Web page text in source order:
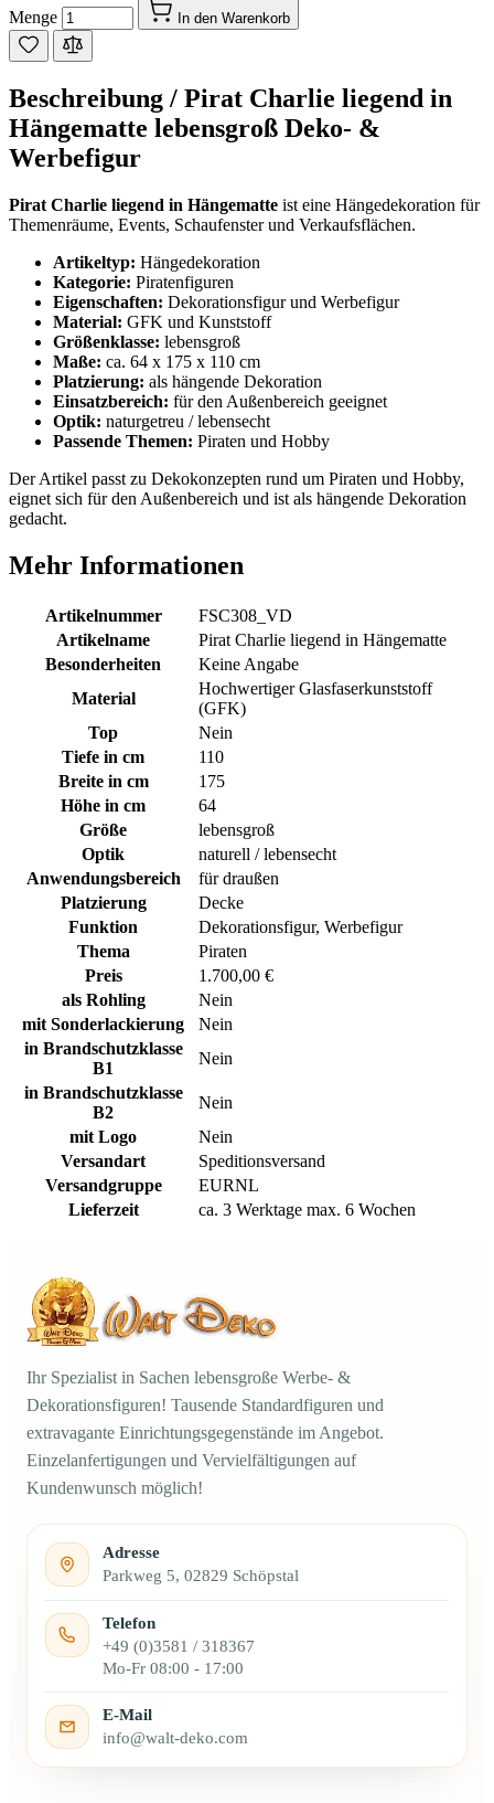
Menge In den Warenkorb
Beschreibung / Pirat Charlie liegend in
Hängematte lebensgroß Deko- &
Werbefigur
Pirat Charlie liegend in Hängematte ist eine Hängedekoration für
Themenräume, Events, Schaufenster und Verkaufsflächen.
Artikeltyp: Hängedekoration
Kategorie: Piratenfiguren
Eigenschaften: Dekorationsfigur und Werbefigur
Material: GFK und Kunststoff
Größenklasse: lebensgroß
Maße: ca. 64 x 175 x 110 cm
Platzierung: als hängende Dekoration
Einsatzbereich: für den Außenbereich geeignet
Optik: naturgetreu / lebensecht
Passende Themen: Piraten und Hobby
Der Artikel passt zu Dekokonzepten rund um Piraten und Hobby,
eignet sich für den Außenbereich und ist als hängende Dekoration
gedacht.
Mehr Informationen
Artikelnummer
FSC308_VD
Artikelname
Pirat Charlie liegend in Hängematte
Besonderheiten
Keine Angabe
Material
Hochwertiger Glasfaserkunststoff
(GFK)
Top
Nein
Tiefe in cm
110
Breite in cm
175
Höhe in cm
64
Größe
lebensgroß
Optik
naturell / lebensecht
Anwendungsbereich
für draußen
Platzierung
Decke
Funktion
Dekorationsfigur, Werbefigur
Thema
Piraten
Preis
1.700,00 €
als Rohling
Nein
mit Sonderlackierung
Nein
in Brandschutzklasse
B1
Nein
in Brandschutzklasse
B2
Nein
mit Logo
Nein
Versandart
Speditionsversand
Versandgruppe
EURNL
Lieferzeit
ca. 3 Werktage max. 6 Wochen
Ihr Spezialist in Sachen lebensgroße Werbe- &
Dekorationsfiguren! Tausende Standardfiguren und
extravagante Einrichtungsgegenstände im Angebot.
Einzelanfertigungen und Vervielfältigungen auf
Kundenwunsch möglich!
Adresse
Parkweg 5, 02829 Schöpstal
Telefon
+49 (0)3581 / 318367
Mo-Fr 08:00 - 17:00
E-Mail
info@walt-deko.com